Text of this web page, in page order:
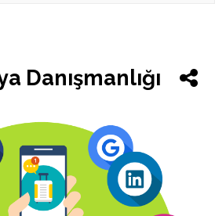
Danışmanlığı